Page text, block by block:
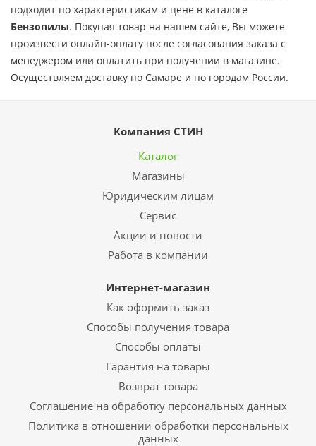
подходит по характеристикам и цене в каталоге
Бензопилы. Покупая товар на нашем сайте, Вы можете
произвести онлайн-оплату после согласования заказа с
менеджером или оплатить при получении в магазине.
Осуществляем доставку по Самаре и по городам России.
Компания СТИН
Каталог
Магазины
Юридическим лицам
Сервис
Акции и новости
Работа в компании
Интернет-магазин
Как оформить заказ
Способы получения товара
Способы оплаты
Гарантия на товары
Возврат товара
Соглашение на обработку персональных данных
Политика в отношении обработки персональных
данных